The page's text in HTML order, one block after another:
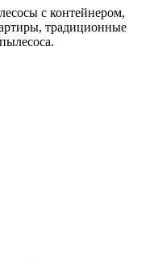
с контейнером,
традиционные